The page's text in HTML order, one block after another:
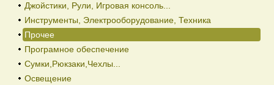
Джойстики, Рули, Игровая консоль...
Инструменты, Электрооборудование, Техника
Прочее
Програмное обеспечение
Сумки,Рюкзаки,Чехлы...
Освещение